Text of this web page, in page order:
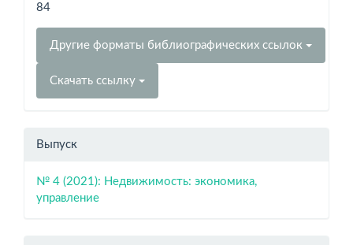
84
Другие форматы библиографических ссылок
Скачать ссылку
Выпуск
№ 4 (2021): Недвижимость: экономика,
управление